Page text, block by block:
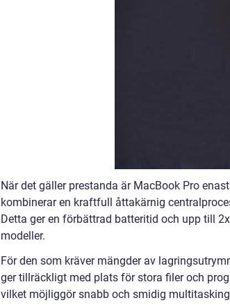
När det gäller prestanda är MacBook Pro
kombinerar en kraftfull åttakärnig
Detta ger en förbättrad batteritid och upp till
modeller.
För den som kräver mängder av
ger tillräckligt med plats för stora filer och
vilket möjliggör snabb och smidig